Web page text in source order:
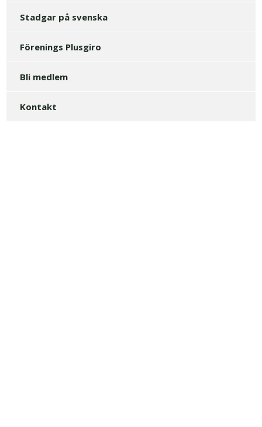
Stadgar på svenska
Förenings Plusgiro
Bli medlem
Kontakt